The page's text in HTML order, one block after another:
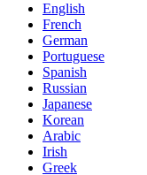
English
French
German
Portuguese
Spanish
Russian
Japanese
Korean
Arabic
Irish
Greek